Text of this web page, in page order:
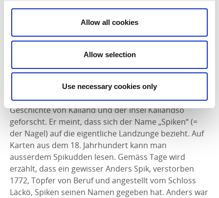
Allow all cookies
Allow selection
Use necessary cookies only
Fotograf:Jonas Ingman - Bruksbild
Woher kommt der Name Spiken?
Tage Petrusson, aufgewachsen auf der Insel Djurö,
heute wohnhaft in Lidköping, hat viel über die
Geschichte von Kålland und der Insel Kållandsö
geforscht. Er meint, dass sich der Name „Spiken“ (=
der Nagel) auf die eigentliche Landzunge bezieht. Auf
Karten aus dem 18. Jahrhundert kann man
ausserdem Spikudden lesen. Gemäss Tage wird
erzählt, dass ein gewisser Anders Spik, verstorben
1772, Töpfer von Beruf und angestellt vom Schloss
Läckö, Spiken seinen Namen gegeben hat. Anders war